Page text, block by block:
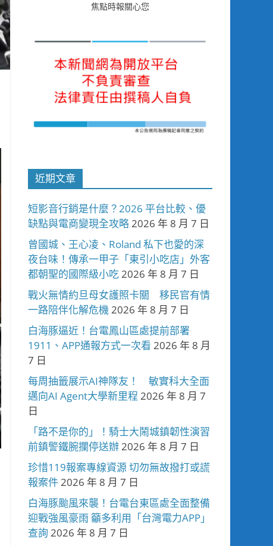
焦點時報關心您
近期文章
短影音行銷是什麼？2026 平台比較、優
缺點與電商變現全攻略2026 年 8 月 7 日
曾國城、王心凌、Roland 私下也愛的深
夜台味！傳承一甲子「東引小吃店」外客
都朝聖的國際級小吃2026 年 8 月 7 日
戰火無情約旦母女護照卡關 移民官有情
一路陪伴化解危機2026 年 8 月 7 日
白海豚逼近！台電鳳山區處提前部署
1911、APP通報方式一次看 2026 年 8 月
7 日
每周抽籤展示AI神隊友！ 敏實科大全面
邁向AI Agent大學新里程 2026 年 8 月 7
日
「路不是你的」！騎士大鬧城鎮韌性演習
前鎮警鐵腕攔停送辦2026 年 8 月 7 日
珍惜119報案專線資源 切勿無故撥打或謊
報案件2026 年 8 月 7 日
白海豚颱風來襲！台電台東區處全面整備
迎戰強風豪雨 籲多利用「台灣電力APP」
查詢 2026 年 8 月 7 日